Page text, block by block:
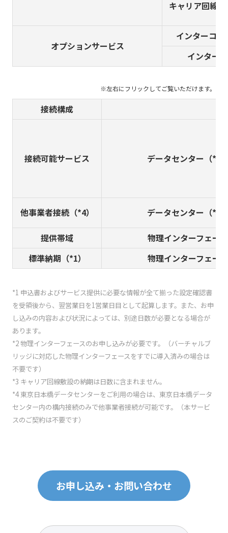
キャリア回線
オプションサービス
インターコ
インター
接続構成
接続可能サービス データセンター（*2
他事業者接続（*4） データセンター（*2
提供帯域
物理インターフェース
標準納期（*1）
物理インターフェース
*1 申込書およびサービス提供に必要な情報が全て揃った設定確認書
を受領後から、翌営業日を1営業日目として起算します。また、お申
し込みの内容および状況によっては、別途日数が必要となる場合が
あります。
*2 物理インターフェースのお申し込みが必要です。（バーチャルブ
リッジに対応した物理インターフェースをすでに導入済みの場合は
不要です）
*3 キャリア回線敷設の納期は日数に含まれません。
*4 東京日本橋データセンターをご利用の場合は、東京日本橋データ
センター内の構内接続のみで他事業者接続が可能です。（本サービ
スのご契約は不要です）
お申し込み・お問い合わせ